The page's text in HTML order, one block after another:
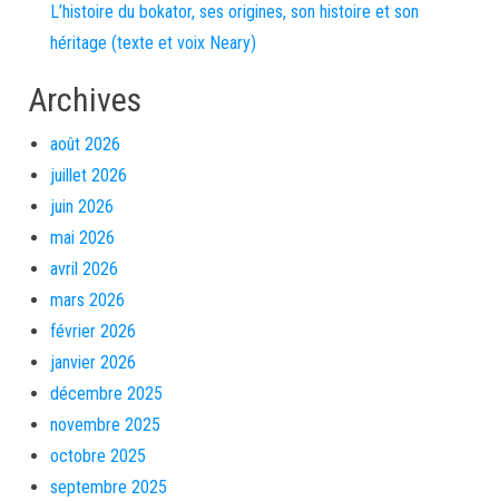
L’histoire du bokator, ses origines, son histoire et son
héritage (texte et voix Neary)
Archives
août 2026
juillet 2026
juin 2026
mai 2026
avril 2026
mars 2026
février 2026
janvier 2026
décembre 2025
novembre 2025
octobre 2025
septembre 2025